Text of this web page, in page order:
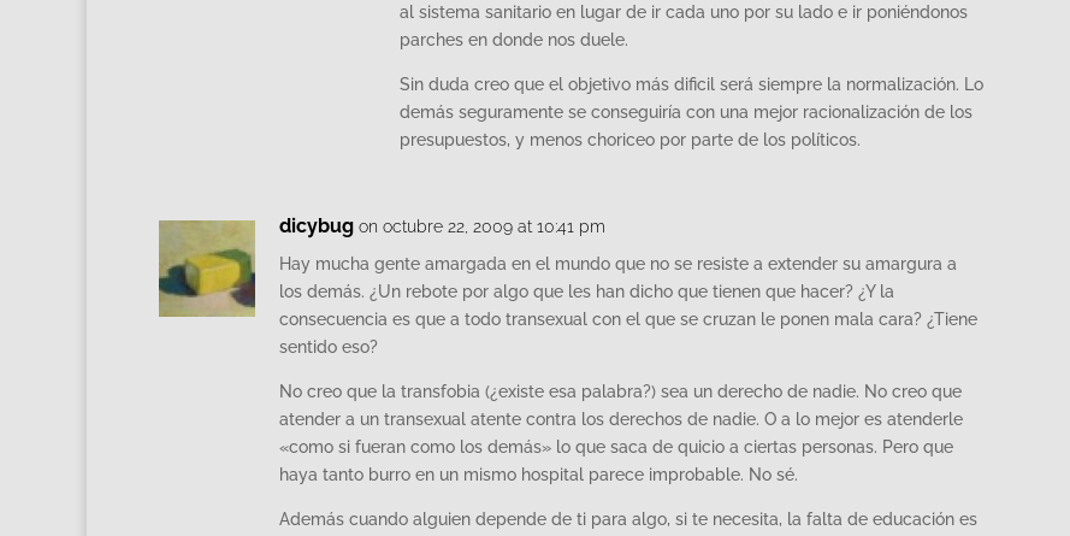
al sistema sanitario en lugar de ir cada uno por su lado e ir poniéndonos
parches en donde nos duele.
Sin duda creo que el objetivo más dificil será siempre la normalización. Lo
demás seguramente se conseguiría con una mejor racionalización de los
presupuestos, y menos choriceo por parte de los políticos.
dicybug on octubre 22, 2009 at 10:41 pm
Hay mucha gente amargada en el mundo que no se resiste a extender su amargura a
los demás. ¿Un rebote por algo que les han dicho que tienen que hacer? ¿Y la
consecuencia es que a todo transexual con el que se cruzan le ponen mala cara? ¿Tiene
sentido eso?
No creo que la transfobia (¿existe esa palabra?) sea un derecho de nadie. No creo que
atender a un transexual atente contra los derechos de nadie. O a lo mejor es atenderle
«como si fueran como los demás» lo que saca de quicio a ciertas personas. Pero que
haya tanto burro en un mismo hospital parece improbable. No sé.
Además cuando alguien depende de ti para algo, si te necesita, la falta de educación es